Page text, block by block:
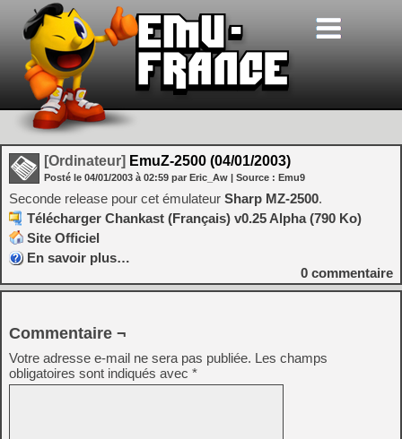
[Ordinateur] EmuZ-2500 (04/01/2003)
Posté le 04/01/2003 à 02:59 par Eric_Aw | Source : Emu9
Seconde release pour cet émulateur Sharp MZ-2500.
Télécharger Chankast (Français) v0.25 Alpha (790 Ko)
Site Officiel
En savoir plus…
0 commentaire
Commentaire ¬
Votre adresse e-mail ne sera pas publiée. Les champs
obligatoires sont indiqués avec *